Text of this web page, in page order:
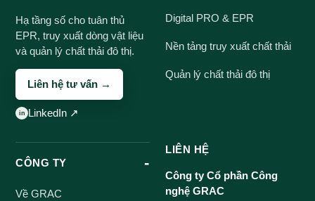
Hạ tầng số cho tuân thủ
EPR, truy xuất dòng vật liệu
và quản lý chất thải đô thị.
Liên hệ tư vấn →
LinkedIn ↗
Digital PRO & EPR
Nền tảng truy xuất chất thải
Quản lý chất thải đô thị
CÔNG TY
Về GRAC
LIÊN HỆ
Công ty Cổ phần Công
nghệ GRAC